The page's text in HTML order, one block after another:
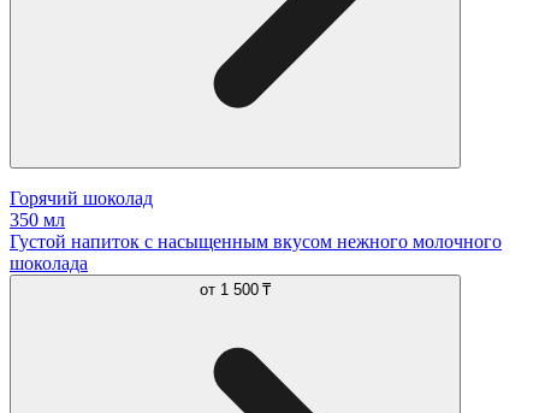
Горячий шоколад
350 мл
Густой напиток с насыщенным вкусом нежного молочного
шоколада
от 1 500 ₸